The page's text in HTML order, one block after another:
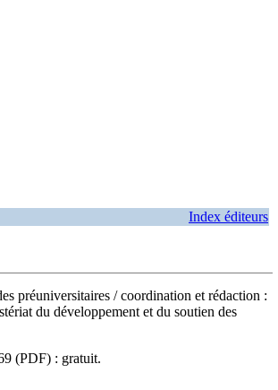
Index éditeurs
préuniversitaires / coordination et rédaction :
du développement et du soutien des
(PDF) : gratuit.